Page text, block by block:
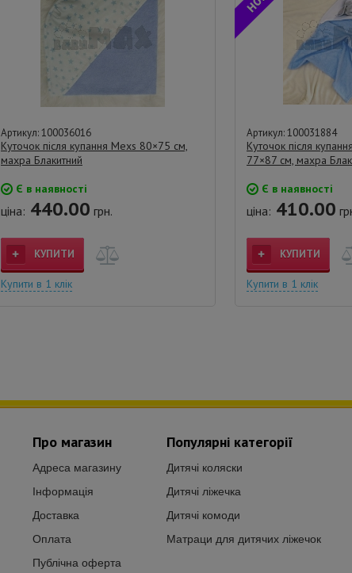
Артикул: 100036016
Куточок після купання Mexs 80×75 см,
махра Блакитний
Є в наявності
ціна: 440.00 грн.
КУПИТИ
Купити в 1 клік
Артикул: 100031884
Куточок після
77×87 см, махра
Є в наявності
ціна: 410.00
КУПИТИ
Купити в 1 клік
Популярні категорії
Дитячі коляски
Дитячі ліжечка
Дитячі комоди
Матраци для дитячих ліжечок
Про магазин
Адреса магазину
Інформація
Доставка
Оплата
Публічна оферта